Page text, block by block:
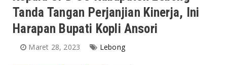
Tanda Tangan Perjanjian Kinerja, Ini
Harapan Bupati Kopli Ansori
Maret 28, 2023 Lebong